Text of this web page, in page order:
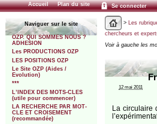
Accueil Plan du site Se connecter
Naviguer sur le site
OZP. QUI SOMMES NOUS ?
ADHESION
Les PRODUCTIONS OZP
LES POSITIONS OZP
Le Site OZP (Aides /
Evolution)
***
L’INDEX DES MOTS-CLES
(utile pour commencer)
LA RECHERCHE PAR MOT-
CLE ET CROISEMENT
(recommandée)
> Les
chercheurs et
Voir à gauche les
12 mai 2011
La circulaire